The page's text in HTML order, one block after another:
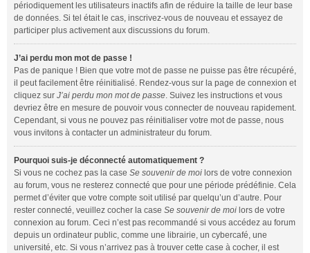
périodiquement les utilisateurs inactifs afin de réduire la taille de leur base
de données. Si tel était le cas, inscrivez-vous de nouveau et essayez de
participer plus activement aux discussions du forum.
J’ai perdu mon mot de passe !
Pas de panique ! Bien que votre mot de passe ne puisse pas être récupéré,
il peut facilement être réinitialisé. Rendez-vous sur la page de connexion et
cliquez sur J’ai perdu mon mot de passe. Suivez les instructions et vous
devriez être en mesure de pouvoir vous connecter de nouveau rapidement.
Cependant, si vous ne pouvez pas réinitialiser votre mot de passe, nous
vous invitons à contacter un administrateur du forum.
Pourquoi suis-je déconnecté automatiquement ?
Si vous ne cochez pas la case Se souvenir de moi lors de votre connexion
au forum, vous ne resterez connecté que pour une période prédéfinie. Cela
permet d’éviter que votre compte soit utilisé par quelqu’un d’autre. Pour
rester connecté, veuillez cocher la case Se souvenir de moi lors de votre
connexion au forum. Ceci n’est pas recommandé si vous accédez au forum
depuis un ordinateur public, comme une librairie, un cybercafé, une
université, etc. Si vous n’arrivez pas à trouver cette case à cocher, il est